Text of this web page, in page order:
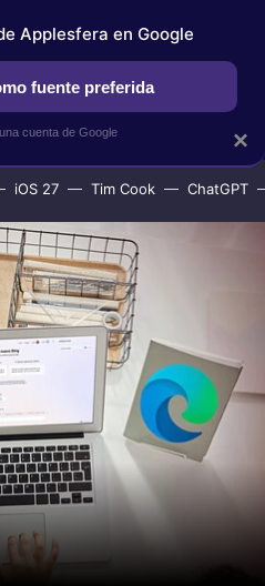
APPLESFERA SELECCIÓN
iOS 27 Tim Cook ChatGPT
×
Applesfera en Google
fuente preferida
cuenta de Google